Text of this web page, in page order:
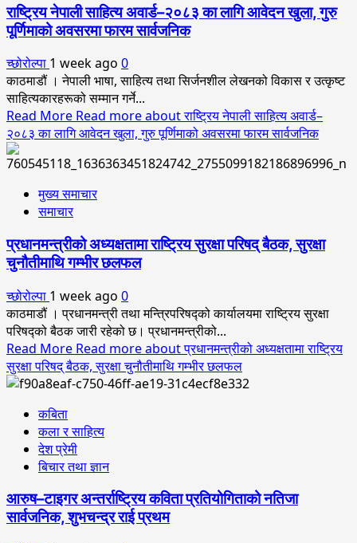
राष्ट्रिय नेपाली साहित्य अवार्ड–२०८३ का लागि आवेदन खुला, गुरु
पूर्णिमाको अवसरमा फारम सार्वजनिक
च्छोरोल्पा 1 week ago 0
काठमाडौं । नेपाली भाषा, साहित्य तथा सिर्जनशील लेखनको विकास र उत्कृष्ट
साहित्यकारहरूको सम्मान गर्ने...
Read More Read more about राष्ट्रिय नेपाली साहित्य अवार्ड–
२०८३ का लागि आवेदन खुला, गुरु पूर्णिमाको अवसरमा फारम सार्वजनिक
मुख्य समाचार
समाचार
प्रधानमन्त्रीको अध्यक्षतामा राष्ट्रिय सुरक्षा परिषद् बैठक, सुरक्षा
चुनौतीमाथि गम्भीर छलफल
च्छोरोल्पा 1 week ago 0
काठमाडौं । प्रधानमन्त्री तथा मन्त्रिपरिषद्को कार्यालयमा राष्ट्रिय सुरक्षा
परिषद्को बैठक जारी रहेको छ। प्रधानमन्त्रीको...
Read More Read more about प्रधानमन्त्रीको अध्यक्षतामा राष्ट्रिय
सुरक्षा परिषद् बैठक, सुरक्षा चुनौतीमाथि गम्भीर छलफल
कबिता
कला र साहित्य
देश प्रेमी
बिचार तथा ज्ञान
आरुष–टाइगर अन्तर्राष्ट्रिय कविता प्रतियोगिताको नतिजा
सार्वजनिक, शुभचन्द्र राई प्रथम